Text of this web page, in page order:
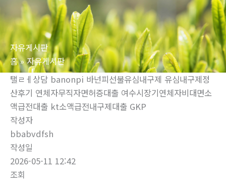
너
뛰
기 자유게시판
홈
자유게시판
탤ㄹㅔ상담 banonpi 바넌피선불유심내구제 유심내구제정
산후기 연체자무직자면허증대출 여수시장기연체자비대면소
액급전대출 kt소액급전내구제대출 GKP
작성자
bbabvdfsh
작성일
2026-05-11 12:42
조회